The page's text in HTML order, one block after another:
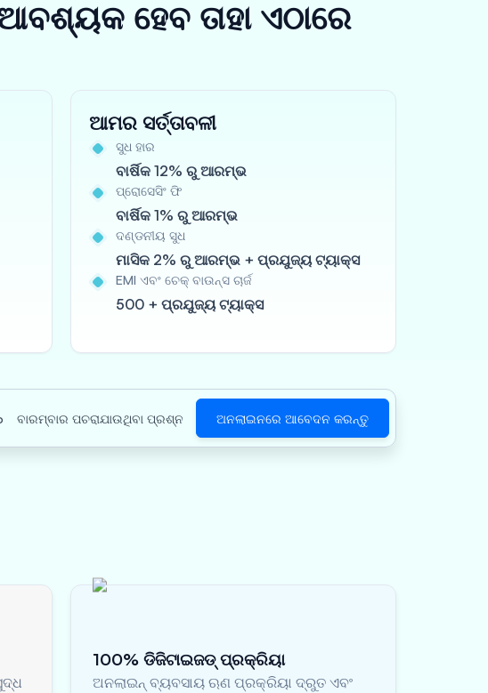
ହେବ ତାହା ଏଠାରେ
ଆମର ସର୍ତ୍ତାବଳୀ
ସୁଧ ହାର
ବାର୍ଷିକ 12% ରୁ ଆରମ୍ଭ
ପ୍ରୋସେସିଂ ଫି
ବାର୍ଷିକ 1% ରୁ ଆରମ୍ଭ
ଦଣ୍ଡନୀୟ ସୁଧ
ମାସିକ 2% ରୁ ଆରମ୍ଭ + ପ୍ରଯୁଜ୍ୟ ଟ୍ୟାକ୍ସ
EMI ଏବଂ ଚେକ୍ ବାଉନ୍ସ ଚାର୍ଜ
500 + ପ୍ରଯୁଜ୍ୟ ଟ୍ୟାକ୍ସ
ବାରମ୍ବାର ପଚରାଯାଉଥିବା ପ୍ରଶ୍ନ ଅନଲାଇନରେ ଆବେଦନ କରନ୍ତୁ
100% ଡିଜିଟାଇଜଡ୍ ପ୍ରକ୍ରିୟା
ଅନଲାଇନ୍ ବ୍ୟବସାୟ ଋଣ ପ୍ରକ୍ରିୟା ଦ୍ରୁତ ଏବଂ